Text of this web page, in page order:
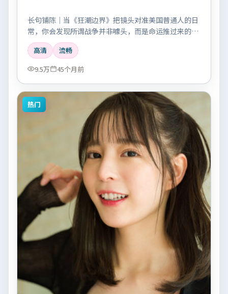
长句铺陈｜当《狂潮边界》把镜头对准美国普通人的日
常，你会发现所谓战争并非噱头，而是命运推过来的唯
一出口。
高清
流畅
9.5万
45个月前
热门